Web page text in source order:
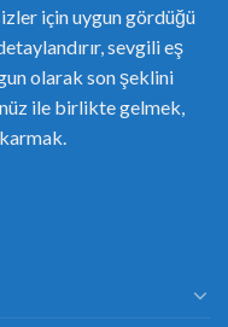
için uygun gördüğü
sevgili eş
olarak son şeklini
ile birlikte gelmek,